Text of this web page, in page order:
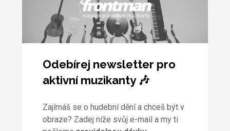
Odebírej newsletter pro
aktivní muzikanty 🎶
Zajímáš se o hudební dění a chceš být v
obraze? Zadej níže svůj e-mail a my ti